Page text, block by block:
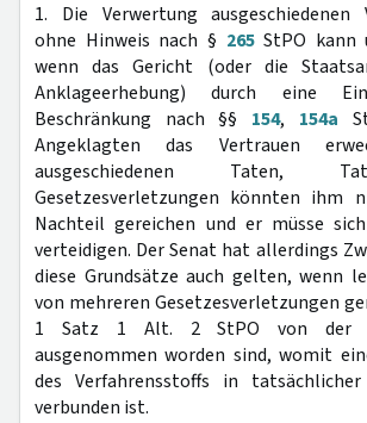
1. Die Verwertung ausgeschiedenen
ohne Hinweis nach § 265StPO kann
wenn das Gericht (oder die
Anklageerhebung) durch eine
Beschränkung nach §§ 154, 154a
Angeklagten das Vertrauen
ausgeschiedenen Taten,
Gesetzesverletzungen könnten ihm
Nachteil gereichen und er müsse
verteidigen. Der Senat hat allerdings
diese Grundsätze auch gelten, wenn
von mehreren Gesetzesverletzungen
1 Satz 1 Alt. 2 StPO von der
ausgenommen worden sind, womit
des Verfahrensstoffs in
verbunden ist.